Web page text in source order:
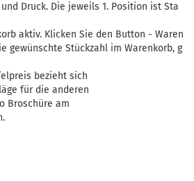
Druck. Die jeweils 1. Position ist Sta
aktiv. Klicken Sie den Button - Waren
gewünschte Stückzahl im Warenkorb, g
bezieht sich
für die anderen
Broschüre am